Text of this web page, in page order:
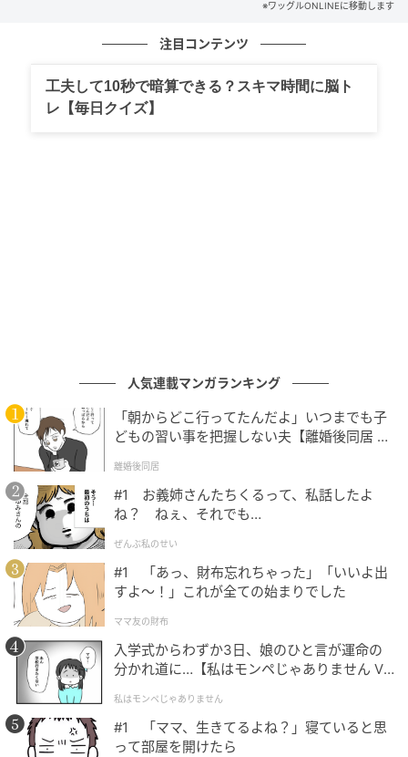
フォローでスティックが腰から離れないように振るの
バックスイングの始動で腰に当てたスティックがすぐ
に離れてしまわないように意識しながらクラブを上げ
ると、振り急ぎの予防にもなる
いかがでしたか？ ぜひ、レッスンを参考にして練習し
てみてください。
※ワッグルONLINEに移動します
注目コンテンツ
工夫して10秒で暗算できる？スキマ時間に脳ト
レ【毎日クイズ】
人気連載マンガランキング
「朝からどこ行ってたんだよ」いつまでも子
どもの習い事を把握しない夫【離婚後同居 Vo
離婚後同居
#1 お義姉さんたちくるって、私話したよ
ね？ ねぇ、それでも…
ぜんぶ私のせい
#1 「あっ、財布忘れちゃった」「いいよ出
すよ〜！」これが全ての始まりでした
ママ友の財布
入学式からわずか3日、娘のひと言が運命の
分かれ道に…【私はモンペじゃありません Vo
私はモンペじゃありません
#1 「ママ、生きてるよね？」寝ていると思
って部屋を開けたら